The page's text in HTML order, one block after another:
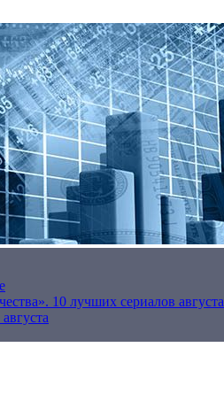
10 лучших сериалов августа